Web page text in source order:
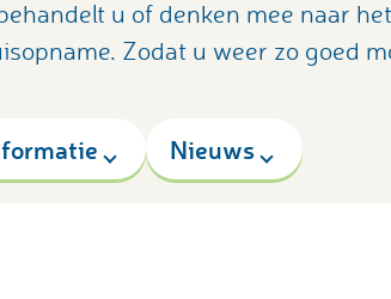
u of denken mee naar
Zodat u weer zo goed
Nieuws